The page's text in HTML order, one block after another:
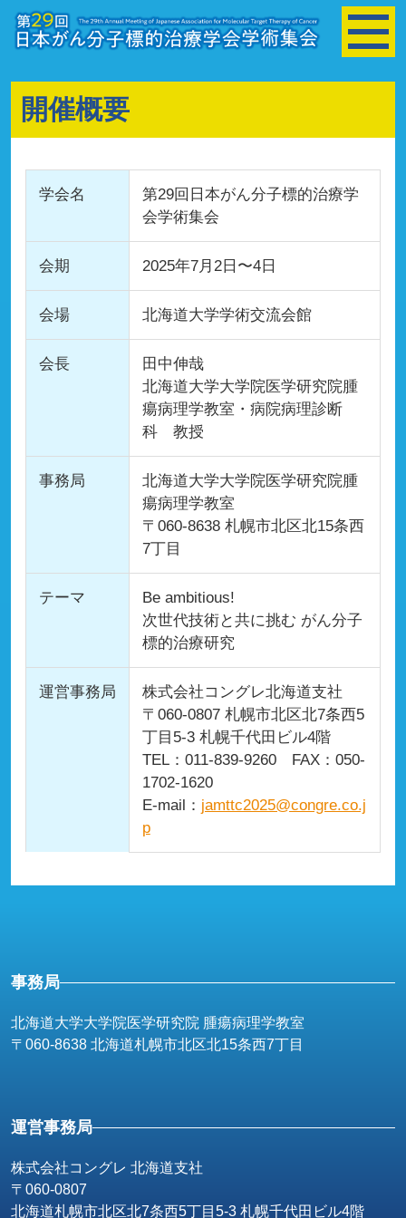
開催概要
学会名
第29回日本がん分子標的治療学
会学術集会
会期 2025年7月2日〜4日
会場 北海道大学学術交流会館
会長
田中伸哉
北海道大学大学院医学研究院腫
瘍病理学教室・病院病理診断
科 教授
事務局
北海道大学大学院医学研究院腫
瘍病理学教室
〒060-8638 札幌市北区北15条西
7丁目
テーマ
Be ambitious!
次世代技術と共に挑む がん分子
標的治療研究
運営事務局
株式会社コングレ北海道支社
〒060-0807 札幌市北区北7条西5
丁目5-3 札幌千代田ビル4階
TEL：011-839-9260 FAX：050-
1702-1620
E-mail： jamttc2025@congre.co.j
p
事務局
北海道大学大学院医学研究院 腫瘍病理学教室
〒060-8638 北海道札幌市北区北15条西7丁目
運営事務局
株式会社コングレ 北海道支社
〒060-0807
北海道札幌市北区北7条西5丁目5-3 札幌千代田ビル4階